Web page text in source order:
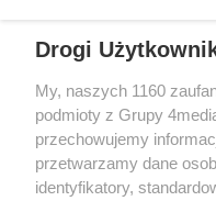
Śrem, Jarocin,
Kontakt Reklama
Regulamin
Regulamin
Drogi
My, naszych 1160
podmioty z Grupy
przechowujemy
przetwarzamy dane
identyfikatory,